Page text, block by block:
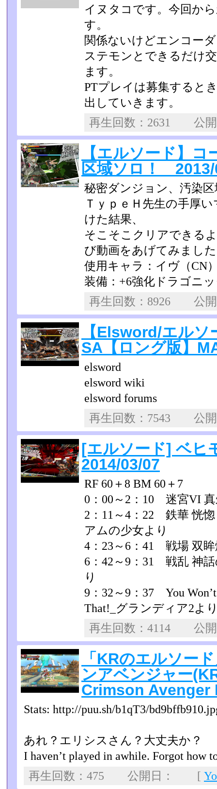
イヌタコです。今回か
す。
関係ないけどエンコー
ステモンとできるだけ
ます。
PTプレイは募集すると
出していきます。
再生回数：2631
【エルソード】
区域ソロ！ 2013/
秘密ダンジョン、汚染
ＴｙｐｅＨ先生の手厚
けた結果、
そこそこクリアできる
び動画をあげてみまし
使用キャラ：イヴ（CN
装備：+6強化ドラゴニ
再生回数：8926
【Elsword/エル
SA【ロング版】
elsword
elsword wiki
elsword forums
再生回数：7543
[エルソード] ベ
2014/03/07
RF 60＋8 BM 60＋7
0：00～2：10 迷宮VI
2：11～4：22 鉄華 恍
アムの少女より
4：23～6：41 戦場 双
6：42～9：31 戦乱 神
り
9：32～9：37 You
That!_グランディア2よ
再生回数：4114
「KRのエルソー
ンアベンジャー
Crimson
Stats: http://puu.sh/b1qT3/
あれ？エリシスさん？大丈夫か？
I haven’t played in awhile. Forgot how
再生回数：475 公開日： [